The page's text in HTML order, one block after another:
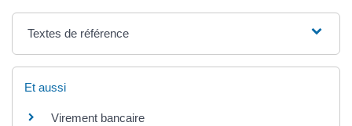
Textes de référence
Et aussi
Virement bancaire